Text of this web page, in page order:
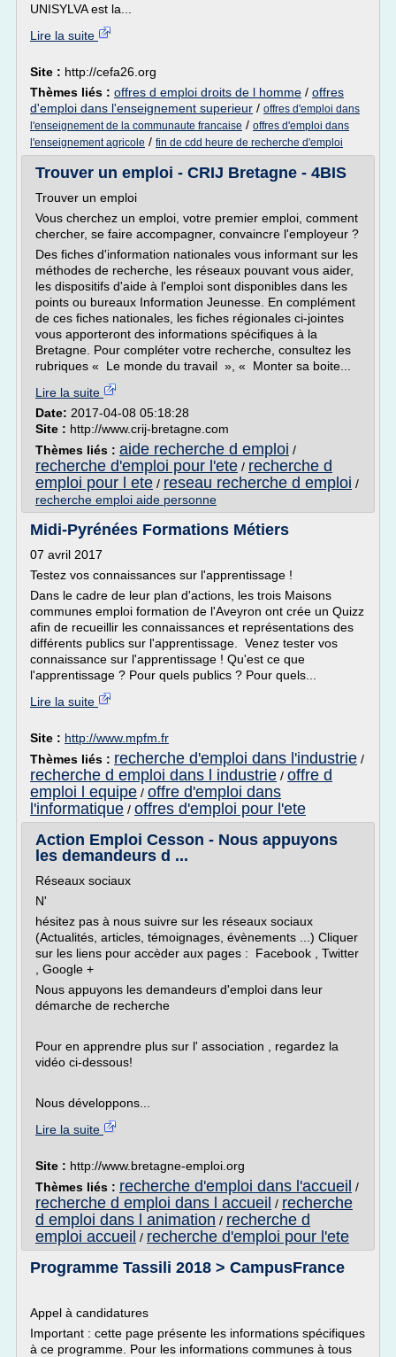
UNISYLVA est la...
Lire la suite
Site : http://cefa26.org
Thèmes liés : offres d emploi droits de l homme / offres
d'emploi dans l'enseignement superieur / offres d'emploi dans
l'enseignement de la communaute francaise / offres d'emploi dans
l'enseignement agricole / fin de cdd heure de recherche d'emploi
Trouver un emploi - CRIJ Bretagne - 4BIS
Trouver un emploi
Vous cherchez un emploi, votre premier emploi, comment
chercher, se faire accompagner, convaincre l'employeur ?
Des fiches d'information nationales vous informant sur les
méthodes de recherche, les réseaux pouvant vous aider,
les dispositifs d'aide à l'emploi sont disponibles dans les
points ou bureaux Information Jeunesse. En complément
de ces fiches nationales, les fiches régionales ci-jointes
vous apporteront des informations spécifiques à la
Bretagne. Pour compléter votre recherche, consultez les
rubriques « Le monde du travail », « Monter sa boite...
Lire la suite
Date: 2017-04-08 05:18:28
Site : http://www.crij-bretagne.com
Thèmes liés : aide recherche d emploi /
recherche d'emploi pour l'ete / recherche d
emploi pour l ete / reseau recherche d emploi /
recherche emploi aide personne
Midi-Pyrénées Formations Métiers
07 avril 2017
Testez vos connaissances sur l'apprentissage !
Dans le cadre de leur plan d'actions, les trois Maisons
communes emploi formation de l'Aveyron ont crée un Quizz
afin de recueillir les connaissances et représentations des
différents publics sur l'apprentissage. Venez tester vos
connaissance sur l'apprentissage ! Qu'est ce que
l'apprentissage ? Pour quels publics ? Pour quels...
Lire la suite
Site : http://www.mpfm.fr
Thèmes liés : recherche d'emploi dans l'industrie /
recherche d emploi dans l industrie / offre d
emploi l equipe / offre d'emploi dans
l'informatique / offres d'emploi pour l'ete
Action Emploi Cesson - Nous appuyons
les demandeurs d ...
Réseaux sociaux
N'
hésitez pas à nous suivre sur les réseaux sociaux
(Actualités, articles, témoignages, évènements ...) Cliquer
sur les liens pour accèder aux pages : Facebook , Twitter
, Google +
Nous appuyons les demandeurs d'emploi dans leur
démarche de recherche
Pour en apprendre plus sur l' association , regardez la
vidéo ci-dessous!
Nous développons...
Lire la suite
Site : http://www.bretagne-emploi.org
Thèmes liés : recherche d'emploi dans l'accueil /
recherche d emploi dans l accueil / recherche
d emploi dans l animation / recherche d
emploi accueil / recherche d'emploi pour l'ete
Programme Tassili 2018 > CampusFrance
Appel à candidatures
Important : cette page présente les informations spécifiques
à ce programme. Pour les informations communes à tous